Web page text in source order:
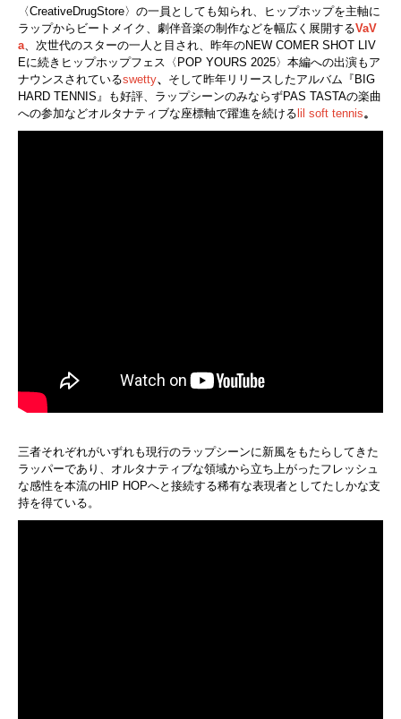
〈CreativeDrugStore〉の一員としても知られ、ヒップホップを主軸に
ラップからビートメイク、劇伴音楽の制作などを幅広く展開するVaV
a、次世代のスターの一人と目され、昨年のNEW COMER SHOT LIV
Eに続きヒップホップフェス〈POP YOURS 2025〉本編への出演もア
ナウンスされているswetty、 そして昨年リリースしたアルバム『BIG
HARD TENNIS』も好評、ラップシーンのみならずPAS TASTAの楽曲
への参加などオルタナティブな座標軸で躍進を続ける lil soft tennis。
三者それぞれがいずれも現行のラップシーンに新風をもたらしてきた
ラッパーであり、オルタナティブな領域から立ち上がったフレッシュ
な感性を本流のHIP HOPへと接続する稀有な表現者としてたしかな支
持を得ている。